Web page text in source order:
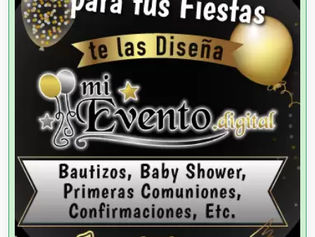
Agencias de Cobranza
Agencias de Colocación
Agencias de Modelos
Agencias de Publicidad